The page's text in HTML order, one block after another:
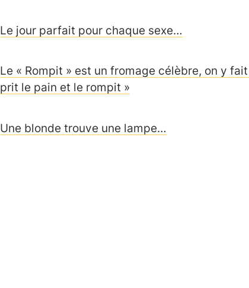
Le jour parfait pour chaque sexe…
Le « Rompit » est un fromage célèbre, on y
prit le pain et le rompit »
Une blonde trouve une lampe…